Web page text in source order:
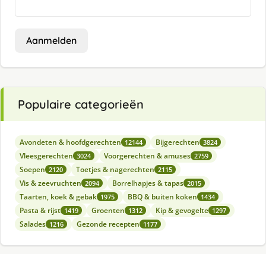
Aanmelden
Populaire categorieën
Avondeten & hoofdgerechten 12144 Bijgerechten 3824
Vleesgerechten 3024 Voorgerechten & amuses 2759
Soepen 2120 Toetjes & nagerechten 2115
Vis & zeevruchten 2094 Borrelhapjes & tapas 2015
Taarten, koek & gebak 1975 BBQ & buiten koken 1434
Pasta & rijst 1419 Groenten 1312 Kip & gevogelte 1297
Salades 1216 Gezonde recepten 1177